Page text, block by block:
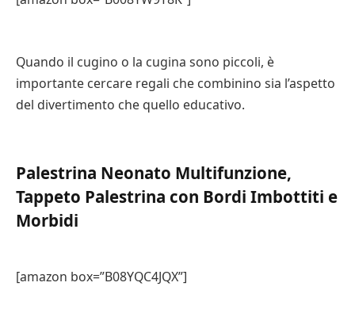
Quando il cugino o la cugina sono piccoli, è
importante cercare regali che combinino sia l’aspetto
del divertimento che quello educativo.
Palestrina Neonato Multifunzione,
Tappeto Palestrina con Bordi Imbottiti e
Morbidi
[amazon box=”B08YQC4JQX”]